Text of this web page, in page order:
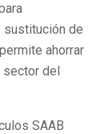
sustitución de
ahorrar
sector del
SAAB